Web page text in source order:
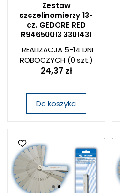
Zestaw
szczelinomierzy 13-
cz. GEDORE RED
R94650013 3301431
REALIZACJA 5-14 DNI
ROBOCZYCH(0 szt.)
24,37 zł
Do koszyka